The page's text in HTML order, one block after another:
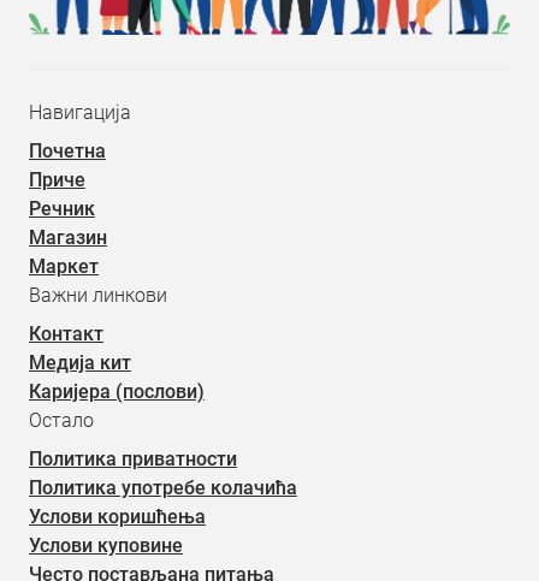
Навигација
Почетна
Приче
Речник
Магазин
Маркет
Важни линкови
Контакт
Медија кит
Каријера (послови)
Остало
Политика приватности
Политика употребе колачића
Услови коришћења
Услови куповине
Често постављана питања